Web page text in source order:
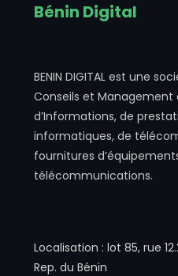
Bénin Digital
BENIN DIGITAL est une
Conseils et Management
d’Informations, de
informatiques, de
fournitures
télécommunications.
Localisation : lot 85, rue
Rep. du Bénin